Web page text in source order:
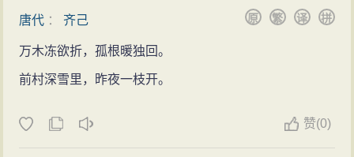
唐代 ： 齐己 拼
译
繁
原
万木冻欲折，孤根暖独回。
前村深雪里，昨夜一枝开。
赞(0)